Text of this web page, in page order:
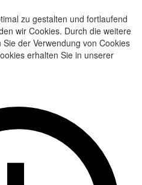
zu gestalten und fortlaufend
wir Cookies. Durch die weitere
der Verwendung von Cookies
erhalten Sie in unserer